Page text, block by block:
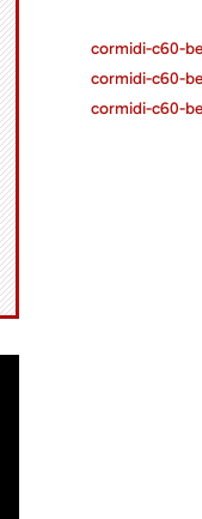
cormidi-c60-
cormidi-c60-
cormidi-c60-